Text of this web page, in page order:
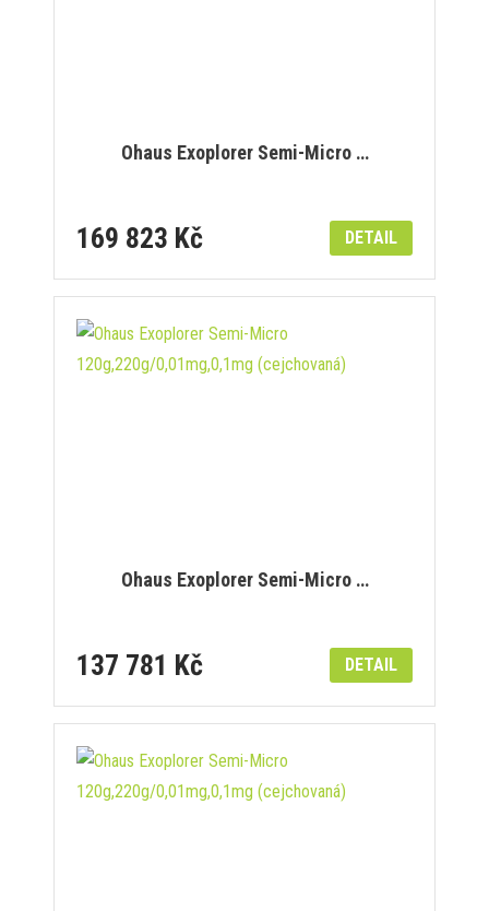
Ohaus Exoplorer Semi-Micro …
169 823 Kč DETAIL
Ohaus Exoplorer Semi-Micro …
137 781 Kč DETAIL